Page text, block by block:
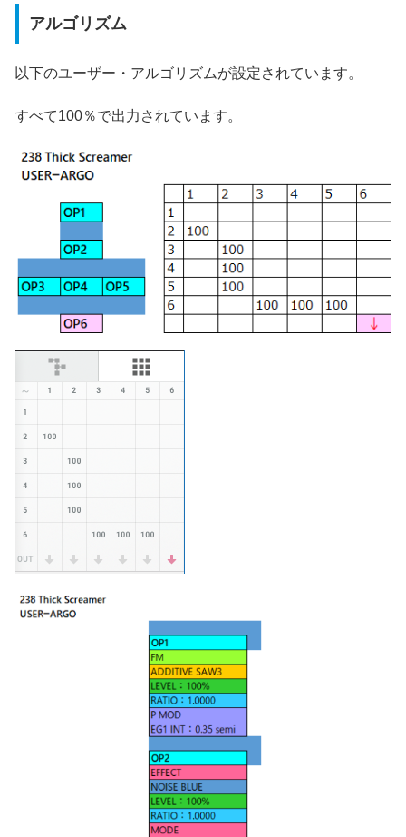
アルゴリズム
以下のユーザー・アルゴリズムが設定されています。
すべて100％で出力されています。